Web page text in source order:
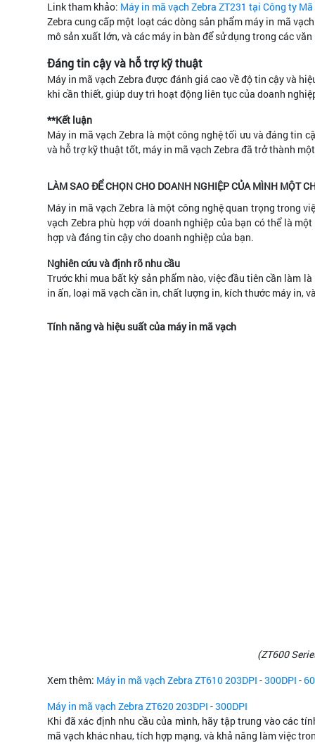
Link tham khảo: Máy in mã vạch Zebra ZT231 tại Công ty
Zebra cung cấp một loạt các dòng sản phẩm máy in mã
mô sản xuất lớn, và các máy in bàn để sử dụng trong các
Đáng tin cậy và hỗ trợ kỹ thuật
Máy in mã vạch Zebra được đánh giá cao về độ tin cậy và
khi cần thiết, giúp duy trì hoạt động liên tục của doanh
**Kết luận
Máy in mã vạch Zebra là một công nghệ tối ưu và đáng tin
và hỗ trợ kỹ thuật tốt, máy in mã vạch Zebra đã trở thành
LÀM SAO ĐỂ CHỌN CHO DOANH NGHIỆP CỦA MÌNH MỘT
Máy in mã vạch Zebra là một công nghệ quan trọng trong
vạch Zebra phù hợp với doanh nghiệp của bạn có thể là
hợp và đáng tin cậy cho doanh nghiệp của bạn.
Nghiên cứu và định rõ nhu cầu
Trước khi mua bất kỳ sản phẩm nào, việc đầu tiên cần làm
in ấn, loại mã vạch cần in, chất lượng in, kích thước máy in,
Tính năng và hiệu suất của máy in mã vạch
(ZT600
Xem thêm: Máy in mã vạch Zebra ZT610 203DPI -300DPI -
Máy in mã vạch Zebra ZT620 203DPI -300DPI
Khi đã xác định nhu cầu của mình, hãy tập trung vào các
mã vạch khác nhau, tích hợp mạng, và khả năng làm việc